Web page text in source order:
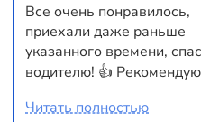
Все очень понравилось,
приехали даже раньше
указанного времени,
водителю! 👍 Рекомендую
Читать полностью